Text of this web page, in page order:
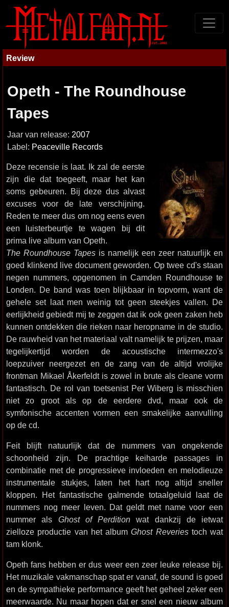
Review
Opeth - The Roundhouse
Tapes
Jaar van release: 2007
Label: Peaceville Records
Deze recensie is laat. Ik zal de eerste
zijn die dat toegeeft, maar het kan
soms gebeuren. Bij deze dus alvast
excuses voor de late verschijning.
Reden te meer dus om nog eens even
een luisterbeurtje te wagen bij dit
prima live album van Opeth.
The Roundhouse Tapes is namelijk een zeer natuurlijk en
goed klinkend live document geworden. Op twee cd's staan
negen nummers, opgenomen in Camden Roundhouse te
Londen. De band was toen blijkbaar in topvorm, want de
gehele set laat men weinig tot geen steekjes vallen. De
eerlijkheid gebiedt mij te zeggen dat ik ook geen zaken heb
kunnen ontdekken die rieken naar heropname in de studio.
De rauwheid van het materiaal valt namelijk te prijzen, maar
tegelijkertijd worden de acoustische intermezzo's
loepzuiver neergezet en de zang van de altijd vrolijke
frontman Mikael Åkerfeldt is zowel in brute als cleane vorm
fantastisch. De rol van toetsenist Per Wiberg is misschien
niet zo groot als op de eerdere dvd, maar ook de
symfonische accenten vormen een smakelijke aanvulling
op de cd.
Feit blijft natuurlijk dat de nummers van ongekende
schoonheid zijn. De prachtige keiharde passages in
combinatie met de progressieve invloeden en melodieuze
instrumentale stukjes, laten het hart nog altijd sneller
kloppen. Het fantastische galmende totaalgeluid laat de
nummers nog meer leven. Dat geldt met name voor een
nummer als Ghost of Perdition wat dankzij de ietwat
zielloze productie van het albumGhost Reveriestoch wat
tam klonk.
Opeth fans hebben er dus weer een zeer leuke release bij.
Het muzikale vakmanschap spat er vanaf, de sound is goed
en de sympathieke performance geeft het geheel zeker een
meerwaarde. Nu maar hopen dat er snel een nieuw album